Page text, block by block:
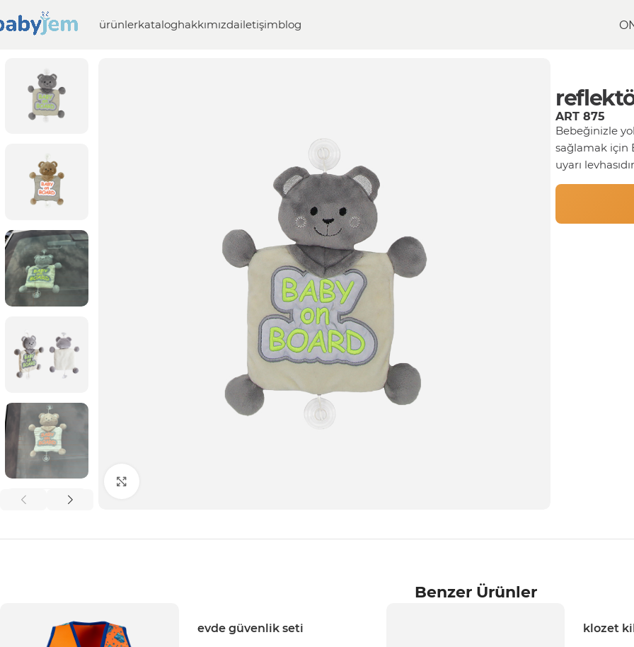
ürünlerkataloghakkımızdailetişimblog
ART 875
Bebeğinizle
sağlamak için
uyarı
Benzer Ürünler
evde güvenlik seti klozet